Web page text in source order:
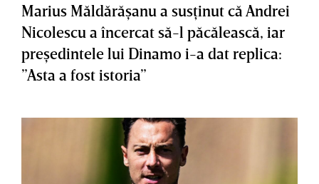
Marius Măldărăşanu a susţinut că Andrei
Nicolescu a încercat să-l păcălească, iar
preşedintele lui Dinamo i-a dat replica:
”Asta a fost istoria”